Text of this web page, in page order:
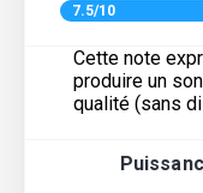
7.5/10
Cette note
produire un
qualité (sans